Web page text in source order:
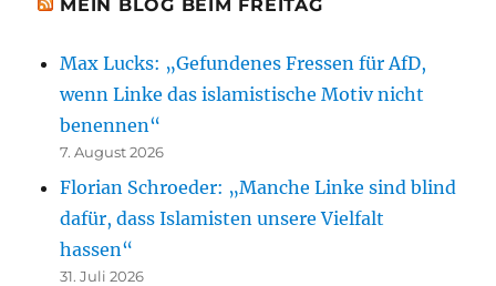
MEIN BLOG BEIM FREITAG
Max Lucks: „Gefundenes Fressen für AfD,
wenn Linke das islamistische Motiv nicht
benennen“
7. August 2026
Florian Schroeder: „Manche Linke sind blind
dafür, dass Islamisten unsere Vielfalt
hassen“
31. Juli 2026